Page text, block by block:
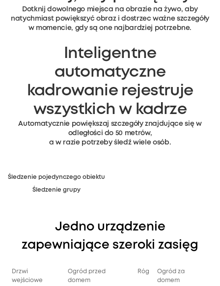
Inteligentne
automatyczne
kadrowanie rejestruje
wszystkich w kadrze
Automatycznie powiększaj szczegóły znajdujące się w
odległości do 50 metrów,
a w razie potrzeby śledź wiele osób.
Śledzenie pojedynczego obiektu
Śledzenie grupy
Dotknij dowolnego miejsca na obrazie na żywo, aby
natychmiast powiększyć obraz i dostrzec ważne szczegóły
w momencie, gdy są one najbardziej potrzebne.
Jedno urządzenie
zapewniające szeroki zasięg
Drzwi
wejściowe
Ogród przed
domem
Róg
Ogród za
domem